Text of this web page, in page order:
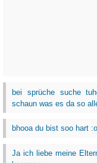
bei sprüche suche
schaun was es da so
bhooa du bist soo hart :o
Ja ich liebe meine